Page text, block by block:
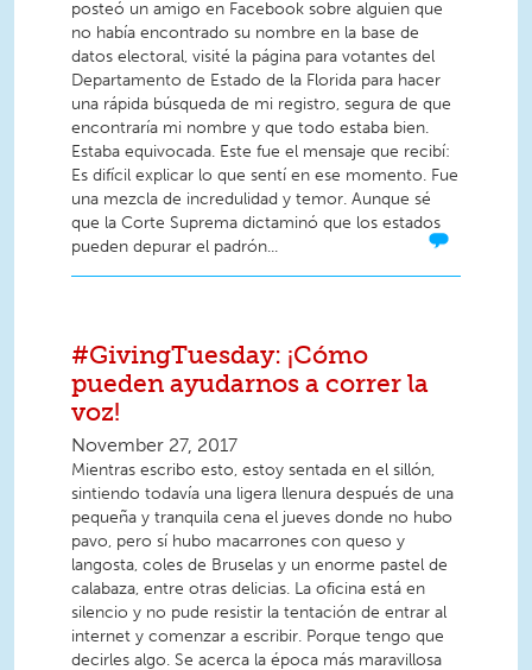
posteó un amigo en Facebook sobre alguien que
no había encontrado su nombre en la base de
datos electoral, visité la página para votantes del
Departamento de Estado de la Florida para hacer
una rápida búsqueda de mi registro, segura de que
encontraría mi nombre y que todo estaba bien.
Estaba equivocada. Este fue el mensaje que recibí:
Es difícil explicar lo que sentí en ese momento. Fue
una mezcla de incredulidad y temor. Aunque sé
que la Corte Suprema dictaminó que los estados
pueden depurar el padrón...
#GivingTuesday: ¡Cómo
pueden ayudarnos a correr la
voz!
November 27, 2017
Mientras escribo esto, estoy sentada en el sillón,
sintiendo todavía una ligera llenura después de una
pequeña y tranquila cena el jueves donde no hubo
pavo, pero sí hubo macarrones con queso y
langosta, coles de Bruselas y un enorme pastel de
calabaza, entre otras delicias. La oficina está en
silencio y no pude resistir la tentación de entrar al
internet y comenzar a escribir. Porque tengo que
decirles algo. Se acerca la época más maravillosa